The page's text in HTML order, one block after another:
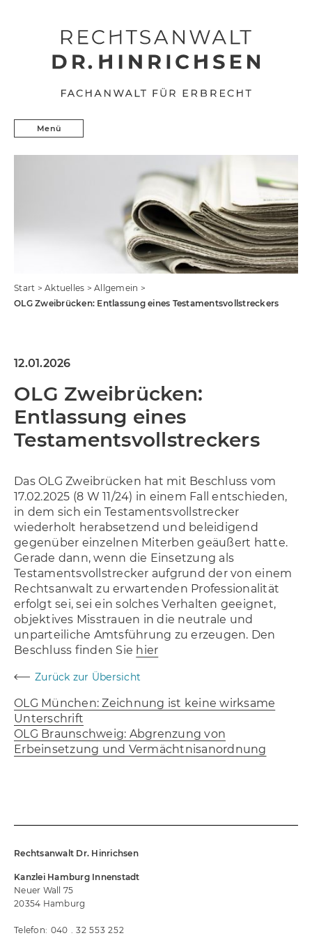
Erbrecht
Menü
Start > Aktuelles > Allgemein >
OLG Zweibrücken: Entlassung eines Testamentsvollstreckers
12.01.2026
OLG Zweibrücken:
Entlassung eines
Testamentsvollstreckers
Das OLG Zweibrücken hat mit Beschluss vom
17.02.2025 (8 W 11/24) in einem Fall entschieden,
in dem sich ein Testamentsvollstrecker
wiederholt herabsetzend und beleidigend
gegenüber einzelnen Miterben geäußert hatte.
Gerade dann, wenn die Einsetzung als
Testamentsvollstrecker aufgrund der von einem
Rechtsanwalt zu erwartenden Professionalität
erfolgt sei, sei ein solches Verhalten geeignet,
objektives Misstrauen in die neutrale und
unparteiliche Amtsführung zu erzeugen. Den
Beschluss finden Sie hier
Zurück zur Übersicht
Navigation Blog
OLG München: Zeichnung ist keine wirksame
Unterschrift
OLG Braunschweig: Abgrenzung von
Erbeinsetzung und Vermächtnisanordnung
Rechtsanwalt Dr. Hinrichsen
Kanzlei Hamburg Innenstadt
Neuer Wall 75
20354 Hamburg
Telefon: 040 32 553 252